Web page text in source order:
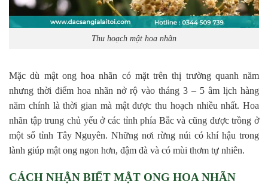
Thu hoạch mật hoa nhãn
Mặc dù mật ong hoa nhãn có mặt trên thị trường quanh năm
nhưng thời điểm hoa nhãn nở rộ vào tháng 3 – 5 âm lịch hàng
năm chính là thời gian mà mật được thu hoạch nhiều nhất. Hoa
nhãn tập trung chủ yếu ở các tỉnh phía Bắc và cũng được trồng ở
một số tỉnh Tây Nguyên. Những nơi rừng núi có khí hậu trong
lành giúp mật ong ngon hơn, đậm đà và có mùi thơm tự nhiên.
CÁCH NHẬN BIẾT MẬT ONG HOA NHÃN